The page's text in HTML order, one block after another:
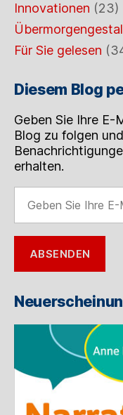
Innovationen (23)
Für Sie gelesen
Diesem Blog
Geben Sie Ihre E-
Blog zu folgen
erhalten.
Sie
Ihre
E-
Mail-
Adresse
ABSENDEN